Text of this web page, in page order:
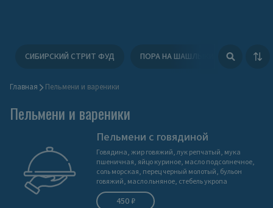
СИБИРСКИЙ СТРИТ ФУД ПОРА НА ШАШЛЫКИ
Главная Пельмени и вареники
Пельмени и вареники
Пельмени с говядиной
Говядина, жир говяжий, лук репчатый, мука
пшеничная, яйцо куриное, масло подсолнечное,
соль морская, перец черный молотый, бульон
говяжий, масло льняное, стебель укропа
450 ₽